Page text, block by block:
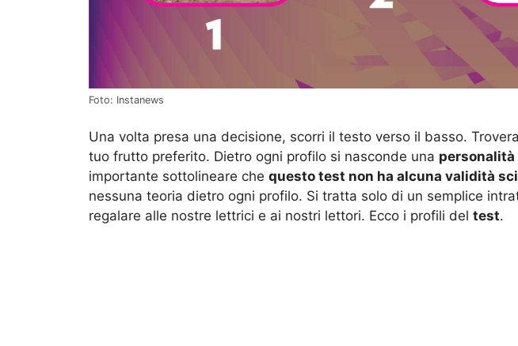
Foto: Instanews
Una volta presa una decisione, scorri il testo verso il basso.
tuo frutto preferito. Dietro ogni profilo si nasconde una personalità
importante sottolineare che questo test non ha alcuna validità
nessuna teoria dietro ogni profilo. Si tratta solo di un semplice
regalare alle nostre lettrici e ai nostri lettori. Ecco i profili del test.